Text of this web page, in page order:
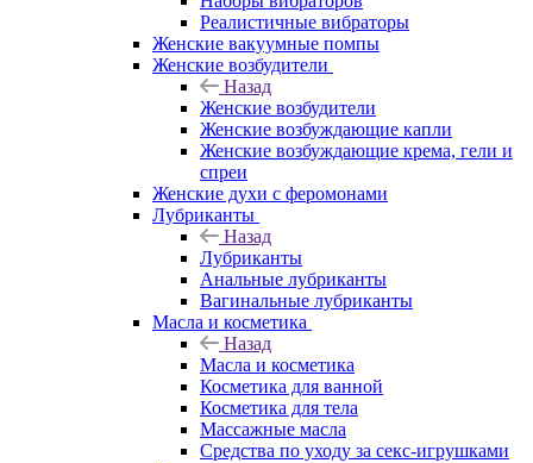
Реалистичные вибраторы
Женские вакуумные помпы
Женские возбудители
Назад
Женские возбудители
Женские возбуждающие капли
Женские возбуждающие крема, гели и
спреи
Женские духи с феромонами
Лубриканты
Назад
Лубриканты
Анальные лубриканты
Вагинальные лубриканты
Масла и косметика
Назад
Масла и косметика
Косметика для ванной
Косметика для тела
Массажные масла
Средства по уходу за секс-игрушками